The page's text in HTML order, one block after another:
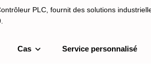
PLC, fournit des solutions
Cas Service personnalisé